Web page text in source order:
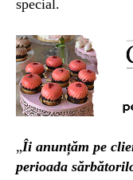
special.
„Îi anunțăm pe
perioada